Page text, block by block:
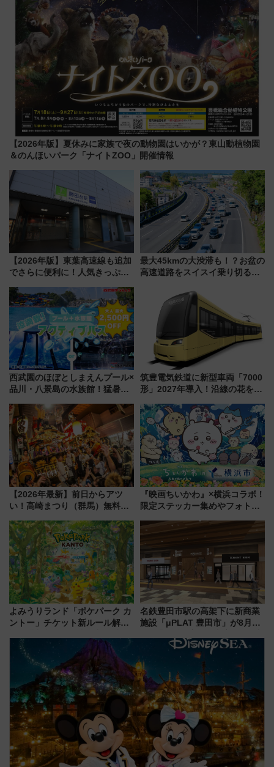
【2026年版】夏休みに家族で夜の動物園はいかが？東山動植物園
＆のんほいパーク「ナイトZOO」開催情報
【2026年版】東葉高速線も追加
でさらに便利に！人気きっぷ
今年も発売 秋・早春に千葉県を
巡るなら使い勝手・コスパ抜群
最大45kmの大渋滞も！？お盆の
高速道路をスイスイ乗り切る快
西武園のほぼとしまえんプール×
品川・八景島の水族館！猛暑を
夏休みをお得に楽しむ！
筑豊電気鉄道に新型車両「7000
形」2027年導入！沿線の花をイ
内は落ち着いたゆとりある空間
に
【2026年最新】前日からアツ
い！高崎まつり（群馬）無料観
しまで
『映画ちいかわ』×横浜コラボ！
限定ステッカー集めやフォトス
いを満喫しよう（花火鑑賞会応
募は7/12まで！）
よみうりランド「ポケパーク カ
ントー」チケット新ルール解
本人確認が11月スタート
名鉄豊田市駅の高架下に新商業
施設「μPLAT 豊田市」が8月26
たな玄関口へ